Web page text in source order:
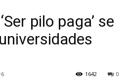
Notilocopilo paga’ se
0
1642